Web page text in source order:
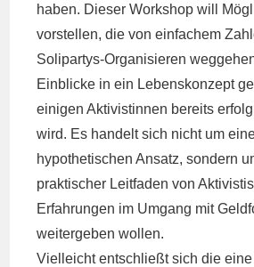
haben. Dieser Workshop will
vorstellen, die von einfachem
Solipartys-Organisieren
Einblicke in ein Lebenskonzept
einigen Aktivistinnen bereits
wird. Es handelt sich nicht um
hypothetischen Ansatz, sondern
praktischer Leitfaden von
Erfahrungen im Umgang mit
weitergeben wollen.
Vielleicht entschließt sich die